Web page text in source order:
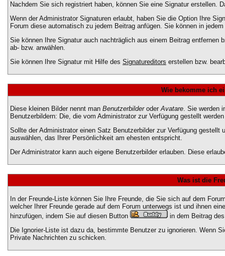
Nachdem Sie sich registriert haben, können Sie eine Signatur erstellen.
Wenn der Administrator Signaturen erlaubt, haben Sie die Option Ihre
Forum diese automatisch zu jedem Beitrag anfügen. Sie können in
Sie können Ihre Signatur auch nachträglich aus einem Beitrag entfernen
ab- bzw. anwählen.
Sie können Ihre Signatur mit Hilfe des Signatureditors erstellen bzw.
Wie bekomme ich
Diese kleinen Bilder nennt man BenutzerbilderoderAvatare. Sie werden
Benutzerbildern: Die, die vom Administrator zur Verfügung gestellt
Sollte der Administrator einen Satz Benutzerbilder zur Verfügung
auswählen, das Ihrer Persönlichkeit am ehesten entspricht.
Der Administrator kann auch eigene Benutzerbilder erlauben. Diese
Was ist die
In der Freunde-Liste können Sie Ihre Freunde, die Sie sich auf dem
welcher Ihrer Freunde gerade auf dem Forum unterwegs ist und ihnen
hinzufügen, indem Sie auf diesen Button
in dem Beitrag
Die Ignorier-Liste ist dazu da, bestimmte Benutzer zu ignorieren. Wenn
Private Nachrichten zu schicken.